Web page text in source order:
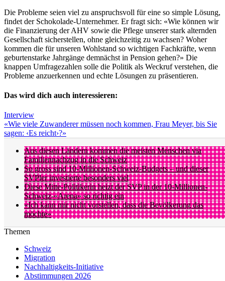
Die Probleme seien viel zu anspruchsvoll für eine so simple Lösung,
findet der Schokolade-Unternehmer. Er fragt sich: «Wie können wir
die Finanzierung der AHV sowie die Pflege unserer stark alternden
Gesellschaft sicherstellen, ohne gleichzeitig zu wachsen? Woher
kommen die für unseren Wohlstand so wichtigen Fachkräfte, wenn
geburtenstarke Jahrgänge demnächst in Pension gehen?» Die
knappen Umfragezahlen solle die Politik als Weckruf verstehen, die
Probleme anzuerkennen und echte Lösungen zu präsentieren.
Das wird dich auch interessieren:
Interview
«Wie viele Zuwanderer müssen noch kommen, Frau Meyer, bis Sie
sagen: ‹Es reicht›?»
Aus diesen Ländern kommen die meisten Menschen via
Familiennachzug in die Schweiz
So gross sind 10-Millionen-Schweiz-Budgets – und dieser
SVPler investierte besonders viel
Diese Mitte-Politikerin heizt der SVP in der 10-Millionen-
Schweiz-«Arena» so richtig ein
«Ich kann mir nicht vorstellen, dass die Bevölkerung das
möchte»
Themen
Schweiz
Migration
Nachhaltigkeits-Initiative
Abstimmungen 2026